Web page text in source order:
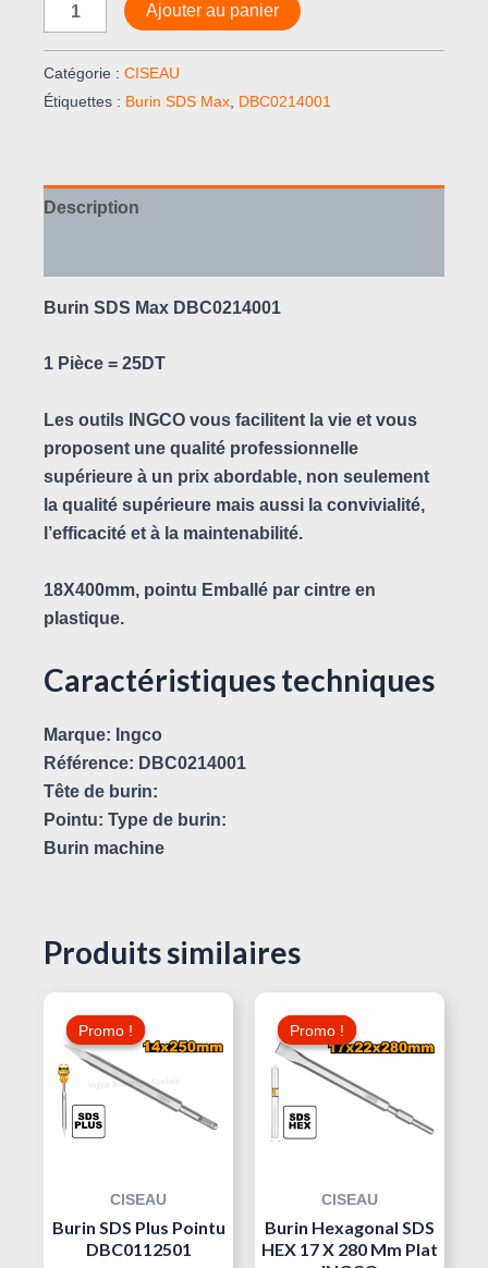
Ajouter au panier
Catégorie : CISEAU
Étiquettes : Burin SDS Max DBC0214001
Description
Burin SDS Max DBC0214001
1 Pièce = 25DT
Les outils INGCO vous facilitent la vie et vous
proposent une qualité professionnelle
supérieure à un prix abordable, non seulement
la qualité supérieure mais aussi la convivialité,
l’efficacité et à la maintenabilité.
18X400mm, pointu Emballé par cintre en
plastique.
Caractéristiques techniques
Marque: Ingco
Référence: DBC0214001
Tête de burin:
Pointu: Type de burin:
Burin machine
Produits similaires
Promo !
Promo !
CISEAU
Burin SDS Plus Pointu
DBC0112501
Prix
Initial
Le
Actuel
Promo !
Promo !
CISEAU
Burin Hexagonal SDS
HEX 17 X 280 Mm Plat
Prix
Initial
Était :
Le
Actuel
Est :